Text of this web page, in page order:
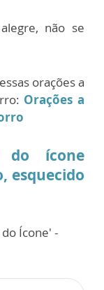
não se
orações a
Orações a
do ícone
esquecido
Ícone' -